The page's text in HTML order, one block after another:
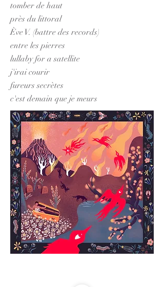
tomber de haut
près du littoral
Ève V. (battre des records)
entre les pierres
lullaby for a satellite
j'irai courir
fureurs secrètes
c'est demain que je meurs